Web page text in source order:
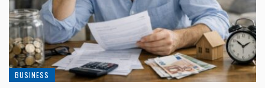
BUSINESS